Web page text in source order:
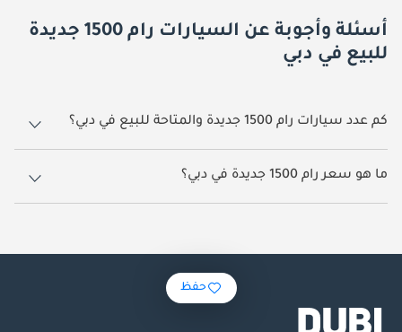
أسئلة وأجوبة عن السيارات رام 1500 جديدة
للبيع في دبي
كم عدد سيارات رام 1500 جديدة والمتاحة للبيع في دبي؟
82 سيارة رام 1500 جديدة متوفرة للبيع في دبي.
ما هو سعر رام 1500 جديدة في دبي؟
يبدأ سعر سيارة رام 1500 جديدة في دبي 278,999.
حفظ